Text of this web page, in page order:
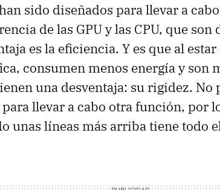
sido diseñados para llevar a
de las GPU y las CPU, que
es la eficiencia. Y es que al
consumen menos energía y son
una desventaja: su rigidez. No
llevar a cabo otra función, por
unas líneas más arriba tiene todo